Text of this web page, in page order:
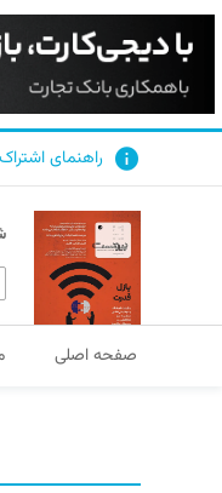
راهنمای اشتراک
صفحه اصلی